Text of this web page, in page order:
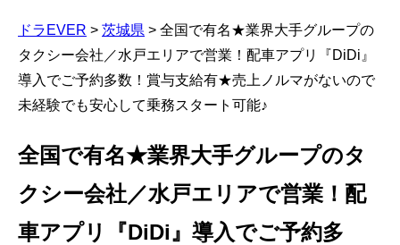
ドラEVER > 茨城県 > 全国で有名★業界大手グループの
タクシー会社／水戸エリアで営業！配車アプリ『DiDi』
導入でご予約多数！賞与支給有★売上ノルマがないので
未経験でも安心して乗務スタート可能♪
全国で有名★業界大手グループのタ
クシー会社／水戸エリアで営業！配
車アプリ『DiDi』導入でご予約多